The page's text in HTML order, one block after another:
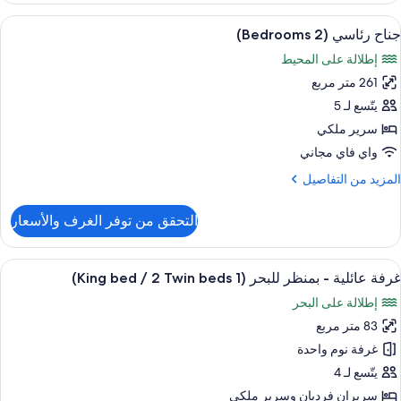
بمنظر
للبحر
(2
Bedrooms)
استعراض
جميع
صور
جناح
رئاسي
(2
Bedrooms)
9
جناح رئاسي (2 Bedrooms)
إطلالة على المحيط
261 متر مربع
يتّسع لـ 5
سرير ملكي
واي فاي مجاني
المزيد من التفاصيل
المزيد
جناح
رئاسي
(2
Bedrooms)
التحقق من توفر الغرف والأسعار
استعراض
جميع
صور
غرفة
عائلية
-
بمنظر
ملاءات إيطالية من طراز فريتي وأغطية
7
غرفة عائلية - بمنظر للبحر (1 King bed / 2 Twin beds)
إطلالة على البحر
83 متر مربع
غرفة نوم واحدة
يتّسع لـ 4
سريران فرديان‫‬ وسرير ملكي